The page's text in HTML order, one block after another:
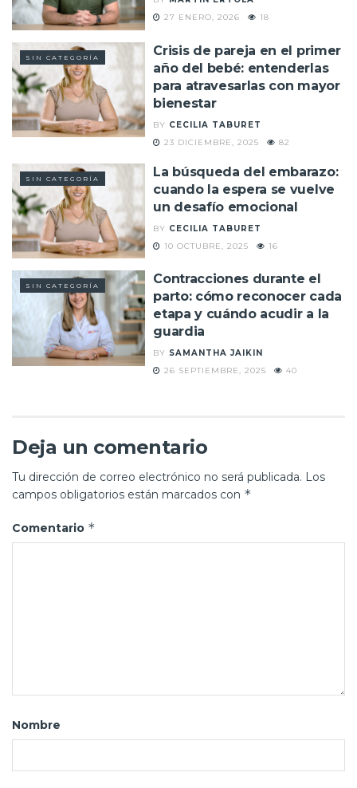
27 ENERO, 2026
18
SIN CATEGORÍA
Crisis de pareja en el primer
año del bebé: entenderlas
para atravesarlas con mayor
bienestar
BY CECILIA TABURET
23 DICIEMBRE, 2025
82
SIN CATEGORÍA
La búsqueda del embarazo:
cuando la espera se vuelve
un desafío emocional
BY CECILIA TABURET
10 OCTUBRE, 2025
16
SIN CATEGORÍA
Contracciones durante el
parto: cómo reconocer cada
etapa y cuándo acudir a la
guardia
BY SAMANTHA JAIKIN
26 SEPTIEMBRE, 2025
40
Deja un comentario
Tu dirección de correo electrónico no será publicada. Los
campos obligatorios están marcados con *
Comentario *
Nombre